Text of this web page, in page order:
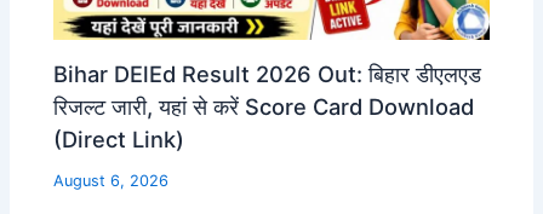
Bihar DElEd Result 2026 Out: बिहार डीएलएड
रिजल्ट जारी, यहां से करें Score Card Download
(Direct Link)
August 6, 2026